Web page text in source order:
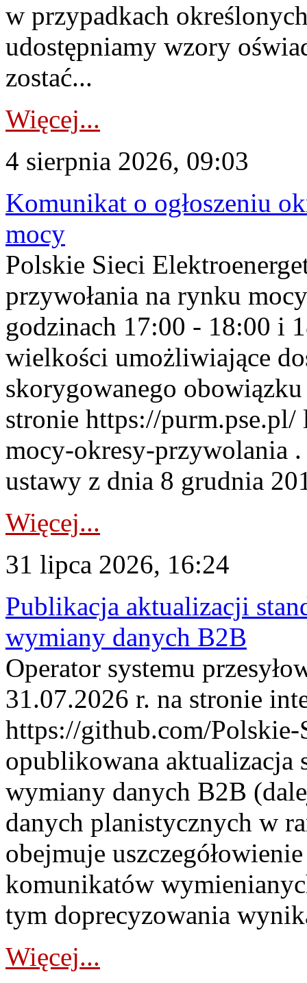
w przypadkach
udostępniamy wzory
zostać...
Więcej...
4 sierpnia 2026, 09:03
Komunikat o ogłoszeniu
mocy
Polskie Sieci
przywołania na rynku
godzinach 17:00 - 18:00 i
wielkości umożliwiające
skorygowanego
stronie https://
mocy-okresy-przywolania
ustawy z dnia 8 grudnia
Więcej...
31 lipca 2026, 16:24
Publikacja aktualizacji
wymiany danych B2B
Operator systemu
31.07.2026 r. na stronie
https://github.com/Polskie-
opublikowana aktualizacja
wymiany danych B2B
danych planistycznych w
obejmuje
komunikatów
tym doprecyzowania
Więcej...